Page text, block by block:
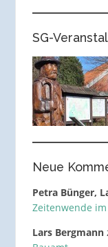
SG-
Neue
Petra Bünger,
Zeitenwende
Lars Bergmann